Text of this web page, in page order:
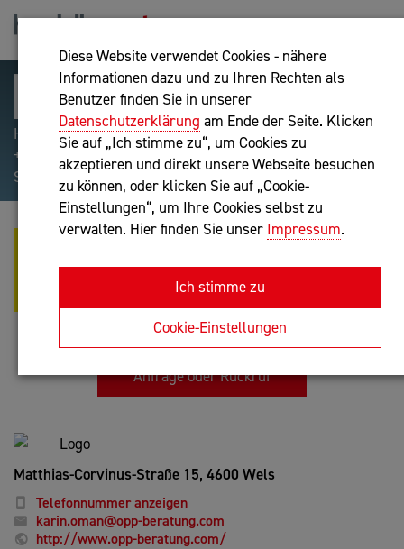
Diese Website verwendet Cookies - nähere
Informationen dazu und zu Ihren Rechten als
Benutzer finden Sie in unserer
Datenschutzerklärung am Ende der Seite. Klicken
Sie auf „Ich stimme zu“, um Cookies zu
akzeptieren und direkt unsere Webseite besuchen
zu können, oder klicken Sie auf „Cookie-
Einstellungen“, um Ihre Cookies selbst zu
verwalten. Hier finden Sie unser Impressum.
Ich stimme zu
Cookie-Einstellungen
Hilfreiche Suchparameter: Begriff einschließen:
+webshop, Begriff ausschließen: -webshop, Exakter
Suchbegriff: "internet of things"
O.P.P. -
PERSONALVERRECHNUNGS- UND
STEUERBERATUNGS GMBH
Bilanzbuchhaltung nach BibuG
Anfrage oder Rückruf
Matthias-Corvinus-Straße 15, 4600 Wels
Telefonnummer anzeigen
karin.oman@opp-beratung.com
http://www.opp-beratung.com/